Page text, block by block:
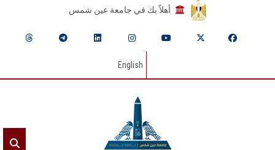
أهلاً بك في جامعة عين شمس
English